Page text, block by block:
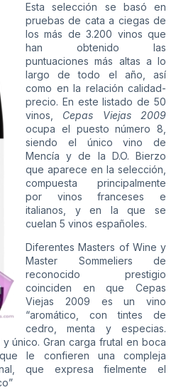
Esta selección se basó en
pruebas de cata a ciegas de
los más de 3.200 vinos que
han obtenido las
puntuaciones más altas a lo
largo de todo el año, así
como en la relación calidad-
precio. En este listado de 50
vinos, Cepas Viejas 2009
ocupa el puesto número 8,
siendo el único vino de
Mencía y de la D.O. Bierzo
que aparece en la selección,
compuesta principalmente
por vinos franceses e
italianos, y en la que se
cuelan 5 vinos españoles.
Diferentes Masters of Wine y
Master Sommeliers de
reconocido prestigio
coinciden en que Cepas
Viejas 2009 es un vino
“aromático, con tintes de
cedro, menta y especias.
único. Gran carga frutal en boca
le confieren una compleja
que expresa fielmente el